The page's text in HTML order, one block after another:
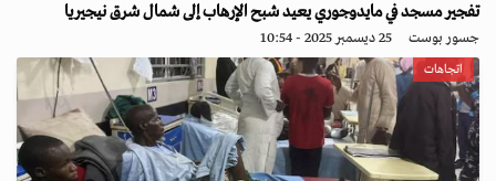
تفجير مسجد في مايدوجوري يعيد شبح الإرهاب إلى شمال شرق نيجيريا
جسور بوست 25 ديسمبر 2025 - 10:54
اتجاهات